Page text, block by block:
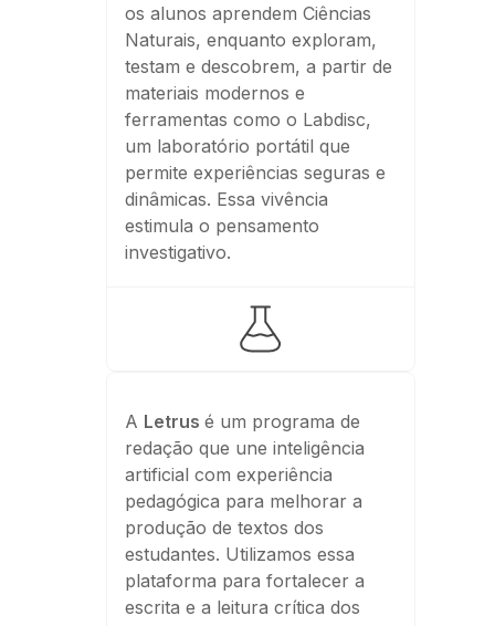
os alunos aprendem Ciências
Naturais, enquanto exploram,
testam e descobrem, a partir de
materiais modernos e
ferramentas como o Labdisc,
um laboratório portátil que
permite experiências seguras e
dinâmicas. Essa vivência
estimula o pensamento
investigativo.
A Letrus é um programa de
redação que une inteligência
artificial com experiência
pedagógica para melhorar a
produção de textos dos
estudantes. Utilizamos essa
plataforma para fortalecer a
escrita e a leitura crítica dos